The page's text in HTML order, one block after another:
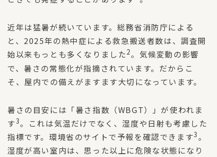
近年は猛暑が続いています。総務省消防庁による
と、2025年の熱中症による救急搬送者数は、調査開
始以来もっとも多くなりました2。気候変動の影響
で、暑さの常態化が指摘されています。だからこ
そ、屋内での備えがますます大切になっています。
暑さの目安には「暑さ指数（WBGT）」が使われま
す3。これは気温だけでなく、湿度や日射も考慮した
指標です。環境省のサイトで予報を確認できます3 。
湿度が高い室内は、思った以上に危険な状態になり